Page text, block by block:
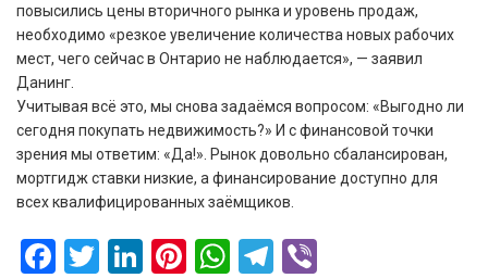
повысились цены вторичного рынка и уровень продаж,
необходимо «резкое увеличение количества новых рабочих
мест, чего сейчас в Онтарио не наблюдается», — заявил
Данинг.
Учитывая всё это, мы снова задаёмся вопросом: «Выгодно ли
сегодня покупать недвижимость?» И с финансовой точки
зрения мы ответим: «Да!». Рынок довольно сбалансирован,
мортгидж ставки низкие, а финансирование доступно для
всех квалифицированных заёмщиков.
Facebook
Twitter
LinkedIn
Pinterest
WhatsApp
Telegram